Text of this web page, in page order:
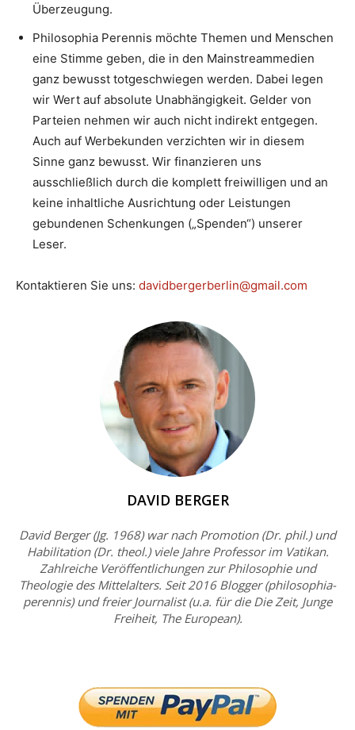
Überzeugung.
Philosophia Perennis möchte Themen und Menschen
eine Stimme geben, die in den Mainstreammedien
ganz bewusst totgeschwiegen werden. Dabei legen
wir Wert auf absolute Unabhängigkeit. Gelder von
Parteien nehmen wir auch nicht indirekt entgegen.
Auch auf Werbekunden verzichten wir in diesem
Sinne ganz bewusst. Wir finanzieren uns
ausschließlich durch die komplett freiwilligen und an
keine inhaltliche Ausrichtung oder Leistungen
gebundenen Schenkungen („Spenden“) unserer
Leser.
Kontaktieren Sie uns: davidbergerberlin@gmail.com
DAVID BERGER
David Berger (Jg. 1968) war nach Promotion (Dr. phil.) und
Habilitation (Dr. theol.) viele Jahre Professor im Vatikan.
Zahlreiche Veröffentlichungen zur Philosophie und
Theologie des Mittelalters. Seit 2016 Blogger (philosophia-
perennis) und freier Journalist (u.a. für die Die Zeit, Junge
Freiheit, The European).